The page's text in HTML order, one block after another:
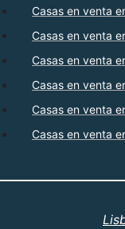
Casas en venta
Casas en venta
Casas en venta
Casas en venta
Casas en venta
Casas en venta